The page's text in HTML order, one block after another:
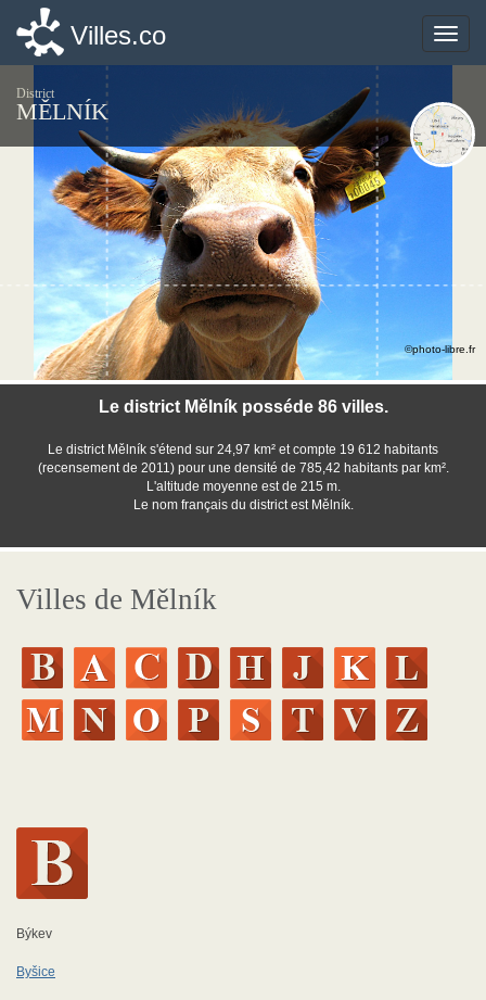
Toggle
Villes.co
District
MĚLNÍK
Le district Mělník posséde 86 villes.
Le district Mělník s'étend sur 24,97 km² et compte 19 612 habitants
(recensement de 2011) pour une densité de 785,42 habitants par km².
L'altitude moyenne est de 215 m.
Le nom français du district est Mělník.
©photo-libre.fr
Villes de Mělník
Býkev
Byšice
Toggle
Villes.co